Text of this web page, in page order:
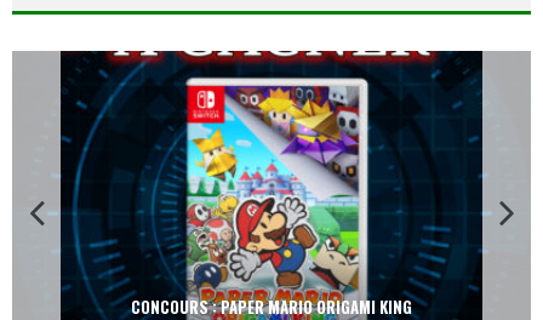
CONCOURS : PAPER MARIO ORIGAMI KING